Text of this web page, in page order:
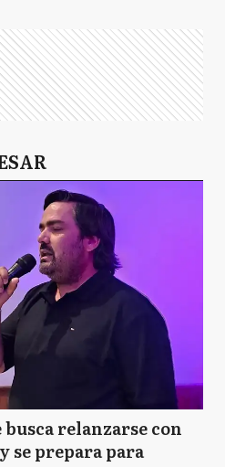
busca relanzarse con
se prepara para